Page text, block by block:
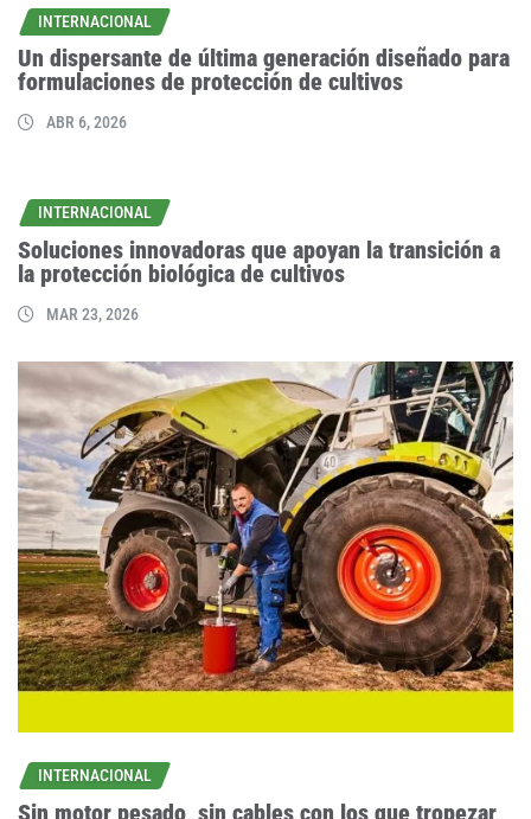
INTERNACIONAL
Un dispersante de última generación diseñado para
formulaciones de protección de cultivos
ABR 6, 2026
INTERNACIONAL
Soluciones innovadoras que apoyan la transición a
la protección biológica de cultivos
MAR 23, 2026
INTERNACIONAL
Sin motor pesado, sin cables con los que tropezar,